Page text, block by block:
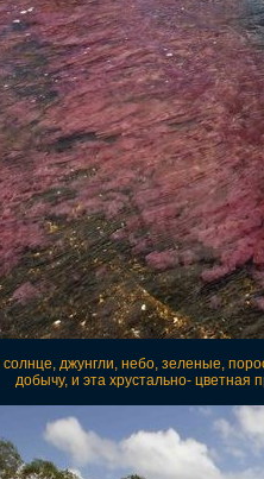
солнце, джунгли, небо, зеленые,
добычу, и эта хрустально- цветная